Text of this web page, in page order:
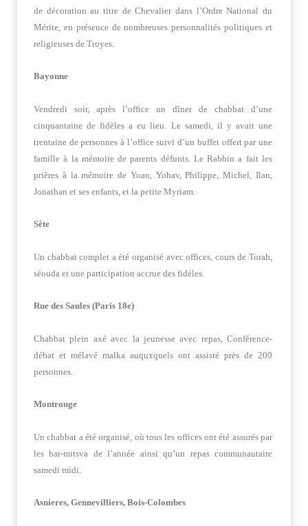
de décoration au titre de Chevalier dans l’Ordre National du
Mérite, en présence de nombreuses personnalités politiques et
religieuses de Troyes.
Bayonne
Vendredi soir, après l’office un dîner de chabbat d’une
cinquantaine de fidèles a eu lieu. Le samedi, il y avait une
trentaine de personnes à l’office suivi d’un buffet offert par une
famille à la mémoire de parents défunts. Le Rabbin a fait les
prières à la mémoire de Yoan, Yohav, Philippe, Michel, Ilan,
Jonathan et ses enfants, et la petite Myriam.
Sète
Un chabbat complet a été organisé avec offices, cours de Torah,
séouda et une participation accrue des fidèles.
Rue des Saules (Paris 18e)
Chabbat plein axé avec la jeunesse avec repas, Conférence-
débat et mélavé malka auquxquels ont assisté près de 200
personnes.
Montrouge
Un chabbat a été organisé, où tous les offices ont été assurés par
les bar-mitsva de l’année ainsi qu’un repas communautaire
samedi midi.
Asnieres, Gennevilliers, Bois-Colombes